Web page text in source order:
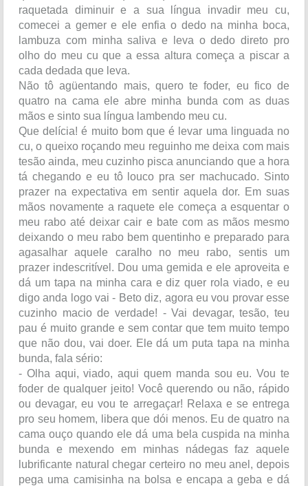
raquetada diminuir e a sua língua invadir meu cu,
comecei a gemer e ele enfia o dedo na minha boca,
lambuza com minha saliva e leva o dedo direto pro
olho do meu cu que a essa altura começa a piscar a
cada dedada que leva.
Não tô agüentando mais, quero te foder, eu fico de
quatro na cama ele abre minha bunda com as duas
mãos e sinto sua língua lambendo meu cu.
Que delícia! é muito bom que é levar uma linguada no
cu, o queixo roçando meu reguinho me deixa com mais
tesão ainda, meu cuzinho pisca anunciando que a hora
tá chegando e eu tô louco pra ser machucado. Sinto
prazer na expectativa em sentir aquela dor. Em suas
mãos novamente a raquete ele começa a esquentar o
meu rabo até deixar cair e bate com as mãos mesmo
deixando o meu rabo bem quentinho e preparado para
agasalhar aquele caralho no meu rabo, sentis um
prazer indescritível. Dou uma gemida e ele aproveita e
dá um tapa na minha cara e diz quer rola viado, e eu
digo anda logo vai - Beto diz, agora eu vou provar esse
cuzinho macio de verdade! - Vai devagar, tesão, teu
pau é muito grande e sem contar que tem muito tempo
que não dou, vai doer. Ele dá um puta tapa na minha
bunda, fala sério:
- Olha aqui, viado, aqui quem manda sou eu. Vou te
foder de qualquer jeito! Você querendo ou não, rápido
ou devagar, eu vou te arregaçar! Relaxa e se entrega
pro seu homem, libera que dói menos. Eu de quatro na
cama ouço quando ele dá uma bela cuspida na minha
bunda e mexendo em minhas nádegas faz aquele
lubrificante natural chegar certeiro no meu anel, depois
pega uma camisinha na bolsa e encapa a geba e dá